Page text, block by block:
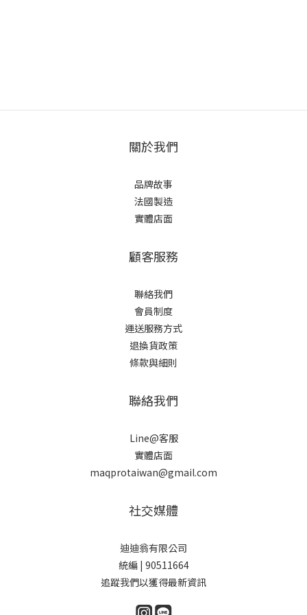
關於我們
品牌故事
法國製造
實體店面
顧客服務
聯絡我們
會員制度
運送服務方式
退換貨政策
條款與細則
聯絡我們
Line@客服
實體店面
maqprotaiwan@gmail.com
社交媒體
迪迪翁有限公司
統編 | 90511664
追蹤我們以獲得最新資訊